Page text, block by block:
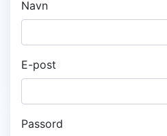
Navn
E-post
Passord